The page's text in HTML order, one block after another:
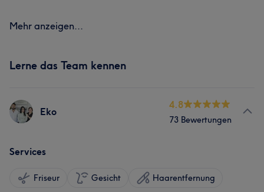
Mehr anzeigen...
Lerne das Team kennen
Eko
4.8
73 Bewertungen
Services
Friseur Gesicht Haarentfernung